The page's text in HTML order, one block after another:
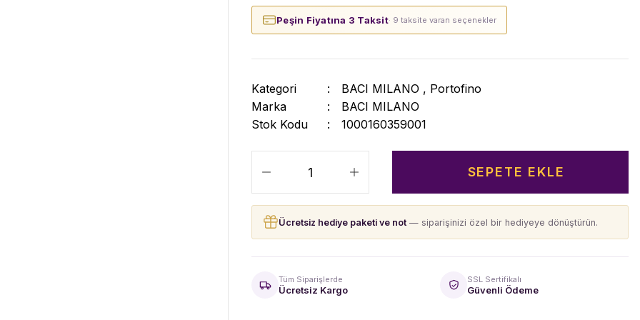
Peşin Fiyatına 3 Taksit· 9 taksite varan seçenekler
Kategori BACI MILANO , Portofino
Marka
BACI MILANO
Stok Kodu
1000160359001
SEPETE EKLE
Ücretsiz hediye paketi ve not — siparişinizi özel bir hediyeye dönüştürün.
Tüm Siparişlerde
Ücretsiz Kargo
SSL Sertifikalı
Güvenli Ödeme